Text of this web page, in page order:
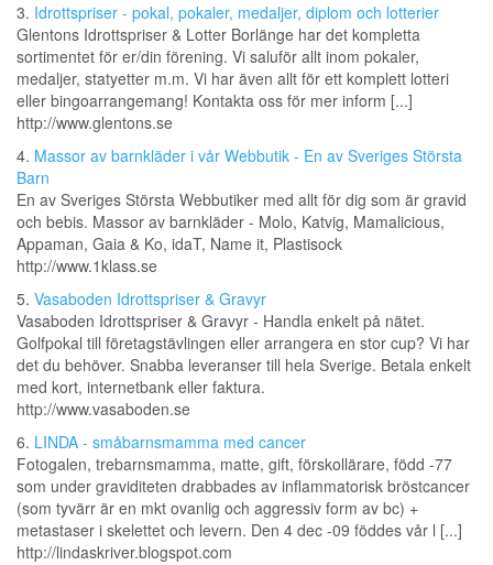
3. Idrottspriser - pokal, pokaler, medaljer, diplom och lotterier
Glentons Idrottspriser & Lotter Borlänge har det kompletta
sortimentet för er/din förening. Vi saluför allt inom pokaler,
medaljer, statyetter m.m. Vi har även allt för ett komplett lotteri
eller bingoarrangemang! Kontakta oss för mer inform [...]
http://www.glentons.se
4. Massor av barnkläder i vår Webbutik - En av Sveriges Största
Barn
En av Sveriges Största Webbutiker med allt för dig som är gravid
och bebis. Massor av barnkläder - Molo, Katvig, Mamalicious,
Appaman, Gaia & Ko, idaT, Name it, Plastisock
http://www.1klass.se
5. Vasaboden Idrottspriser & Gravyr
Vasaboden Idrottspriser & Gravyr - Handla enkelt på nätet.
Golfpokal till företagstävlingen eller arrangera en stor cup? Vi har
det du behöver. Snabba leveranser till hela Sverige. Betala enkelt
med kort, internetbank eller faktura.
http://www.vasaboden.se
6. LINDA - småbarnsmamma med cancer
Fotogalen, trebarnsmamma, matte, gift, förskollärare, född -77
som under graviditeten drabbades av inflammatorisk bröstcancer
(som tyvärr är en mkt ovanlig och aggressiv form av bc) +
metastaser i skelettet och levern. Den 4 dec -09 föddes vår l [...]
http://lindaskriver.blogspot.com